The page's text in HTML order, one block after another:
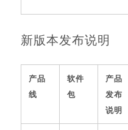
新版本发布说明
产品
线
软件
包
产品
发布
说明